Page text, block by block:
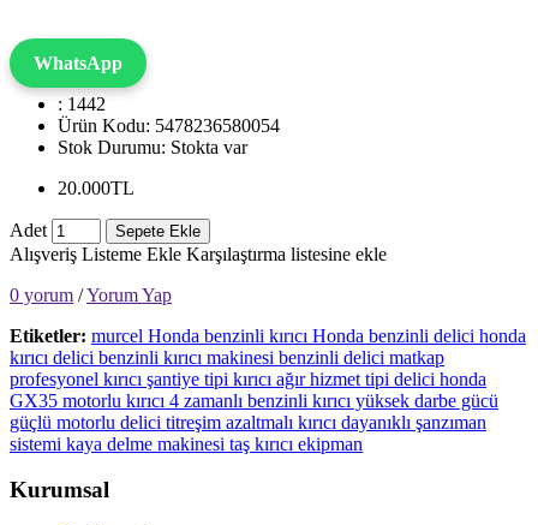
WhatsApp
: 1442
Ürün Kodu: 5478236580054
Stok Durumu: Stokta var
20.000TL
Adet Sepete Ekle
Alışveriş Listeme Ekle Karşılaştırma listesine ekle
0 yorum /Yorum Yap
Etiketler: murcel Honda benzinli kırıcı Honda benzinli delici honda
kırıcı delici benzinli kırıcı makinesi benzinli delici matkap
profesyonel kırıcı şantiye tipi kırıcı ağır hizmet tipi delici honda
GX35 motorlu kırıcı 4 zamanlı benzinli kırıcı yüksek darbe gücü
güçlü motorlu delici titreşim azaltmalı kırıcı dayanıklı şanzıman
sistemi kaya delme makinesi taş kırıcı ekipman
Kurumsal